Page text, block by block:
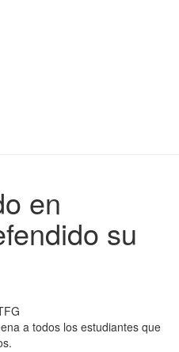
en
su
a todos los estudiantes que